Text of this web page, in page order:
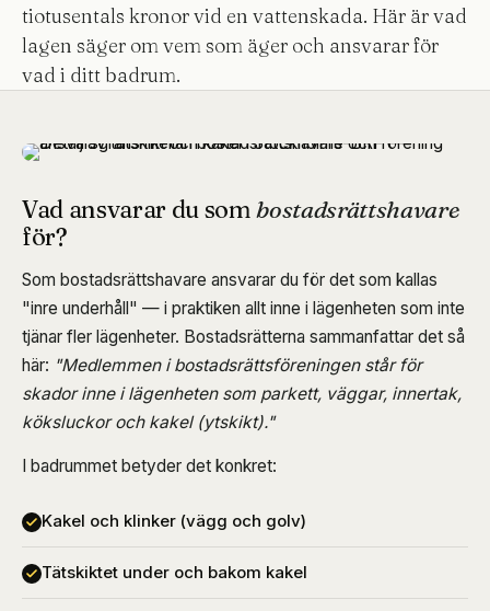
tiotusentals kronor vid en vattenskada. Här är vad
lagen säger om vem som äger och ansvarar för
vad i ditt badrum.
Vad ansvarar du sombostadsrättshavare
för?
Som bostadsrättshavare ansvarar du för det som kallas
"inre underhåll" — i praktiken allt inne i lägenheten som inte
tjänar fler lägenheter. Bostadsrätterna sammanfattar det så
här: "Medlemmen i bostadsrättsföreningen står för
skador inne i lägenheten som parkett, väggar, innertak,
köksluckor och kakel (ytskikt)."
I badrummet betyder det konkret:
Kakel och klinker (vägg och golv)
Tätskiktet under och bakom kakel